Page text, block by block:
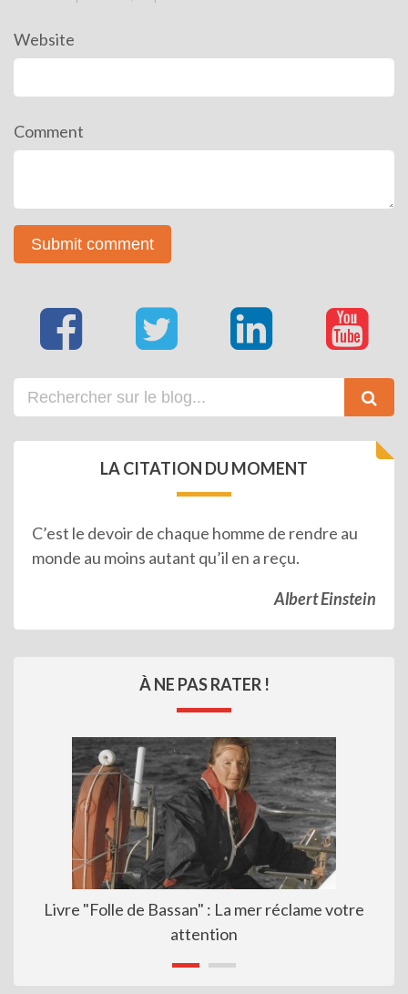
Website
Comment
LA CITATION DU MOMENT
C’est le devoir de chaque homme de rendre au
monde au moins autant qu’il en a reçu.
Albert Einstein
À NE PAS RATER !
Livre "Folle de Bassan" : La mer réclame votre
attention